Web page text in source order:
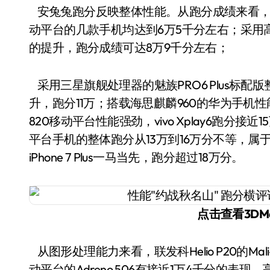
安兔兔跑分反映整体性能。从跑分成绩来看，搭载联发科Helio P20处理器和高通骁龙625/626移
动平台的几款手机均达到6万5千分左右；采
的提升，跑分成绩可达8万9千分左右；
采用三星旗舰处理器的魅族PRO6 Plus标配
升，跑分11万；搭载海思麒麟960的华为手机
820移动平台性能强劲，vivo Xplay6跑分接近
平台手机的整体跑分从13万到16万分不等，属
iPhone 7 Plus一马当先，跑分超过18万分。
点击查看
从图形处理能力来看，联发科Helio P20的Mali-T860 MP2能达到1万1千分；高通骁龙625/626移